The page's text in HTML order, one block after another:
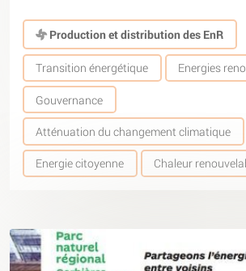
Production et distribution des EnR
Transition énergétique Energies
Gouvernance
Atténuation du changement climatique
Energie citoyenne Chaleur